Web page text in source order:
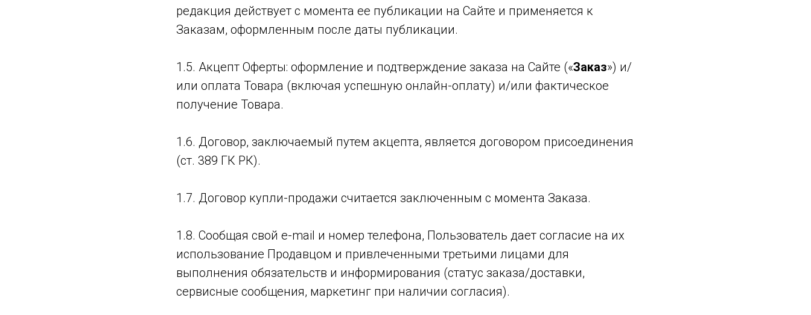
редакция действует с момента ее публикации на Сайте и применяется к
Заказам, оформленным после даты публикации.
1.5. Акцепт Оферты: оформление и подтверждение заказа на Сайте («Заказ») и/
или оплата Товара (включая успешную онлайн-оплату) и/или фактическое
получение Товара.
1.6. Договор, заключаемый путем акцепта, является договором присоединения
(ст. 389 ГК РК).
1.7. Договор купли-продажи считается заключенным с момента Заказа.
1.8. Сообщая свой e-mail и номер телефона, Пользователь дает согласие на их
использование Продавцом и привлеченными третьими лицами для
выполнения обязательств и информирования (статус заказа/доставки,
сервисные сообщения, маркетинг при наличии согласия).